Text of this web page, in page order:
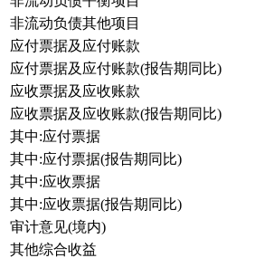
非流动负债其他项目
应付票据及应付账款
应付票据及应付账款(报告期同比)
应收票据及应收账款
应收票据及应收账款(报告期同比)
其中:应付票据
其中:应付票据(报告期同比)
其中:应收票据
其中:应收票据(报告期同比)
审计意见(境内)
其他综合收益